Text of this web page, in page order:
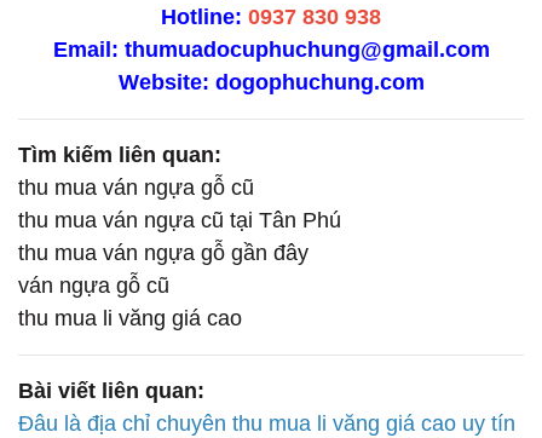
Hotline: 0937 830 938
Email: thumuadocuphuchung@gmail.com
Website: dogophuchung.com
Tìm kiếm liên quan:
thu mua ván ngựa gỗ cũ
thu mua ván ngựa cũ tại Tân Phú
thu mua ván ngựa gỗ gần đây
ván ngựa gỗ cũ
thu mua li văng giá cao
Bài viết liên quan:
Đâu là địa chỉ chuyên thu mua li văng giá cao uy tín